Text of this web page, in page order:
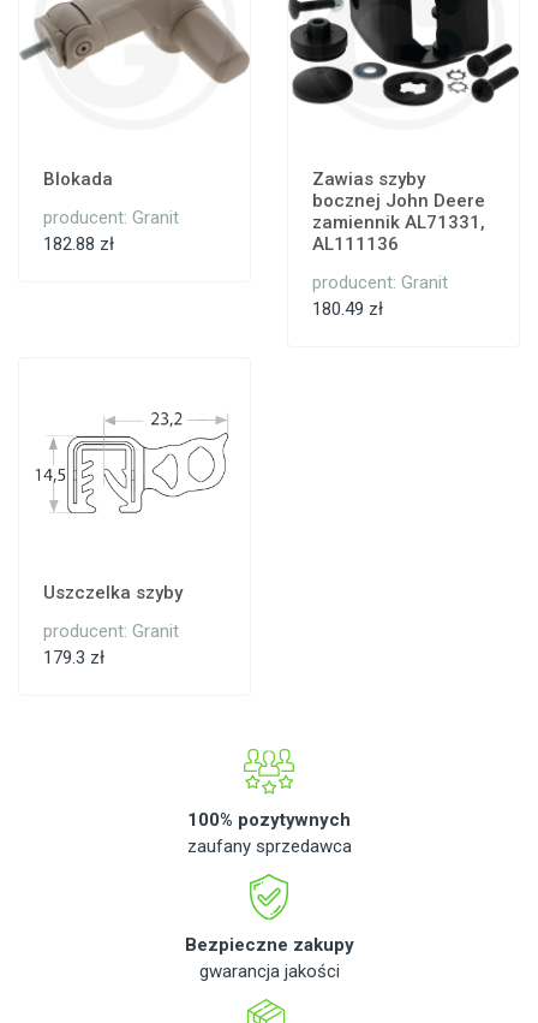
Blokada
producent: Granit
182.88 zł
Zawias szyby
bocznej John Deere
zamiennik AL71331,
AL111136
producent: Granit
180.49 zł
Uszczelka szyby
producent: Granit
179.3 zł
100% pozytywnych
zaufany sprzedawca
Bezpieczne zakupy
gwarancja jakości